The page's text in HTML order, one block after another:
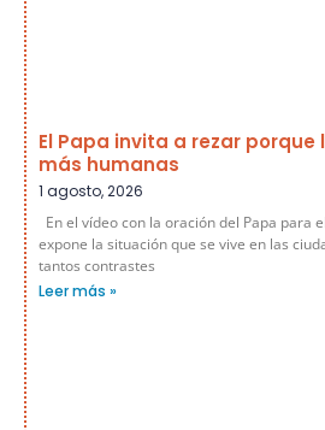
El Papa invita a rezar
más humanas
1 agosto, 2026
En el vídeo con la oración del Papa para
expone la situación que se vive en las
tantos contrastes
Leer más »